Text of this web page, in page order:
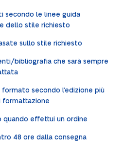
secondo le linee guida
dello stile richiesto
sullo stile richiesto
bibliografia che sarà sempre
secondo l’edizione più
quando effettui un ordine
48 ore dalla consegna